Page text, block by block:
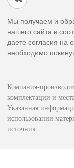
Мы получаем и
нашего сайта в
даете согласия на
необходимо
Компания-
комплектации и
Указанная
использовании
источник.